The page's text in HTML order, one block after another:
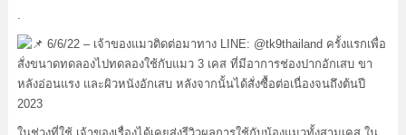
.
6/6/22 – เจ้าของแมวติดต่อมาทาง LINE: @tk9thailand ครั้งแรกเพื่อ
สั่งขนาดทดลองไปทดลองใช้กับแมว 3 เคส ที่มีอาการช่องปากอักเสบ ขา
หลังอ่อนแรง และผิวหนังอักเสบ หลังจากนั้นได้สั่งซื้อต่อเนื่องจนถึงต้นปี
2023